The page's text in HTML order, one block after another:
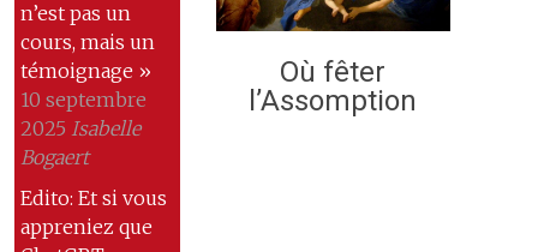
n’est pas un
cours, mais un
témoignage »
10 septembre
2025 Isabelle
Bogaert
Edito: Et si vous
appreniez que
Où fêter
l’Assomption